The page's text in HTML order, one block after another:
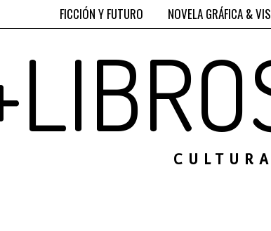
FICCIÓN Y FUTURO NOVELA GRÁFICA &